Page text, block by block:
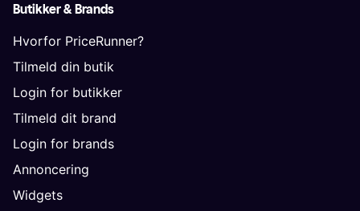
Butikker & Brands
Hvorfor PriceRunner?
Tilmeld din butik
Login for butikker
Tilmeld dit brand
Login for brands
Annoncering
Widgets